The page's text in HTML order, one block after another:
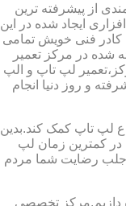
از پیشرفته ترین
ایجاد شده در این
کادر فنی خویش تمامی
شده در مرکز تعمیر
لپ تاپ و الپ
و روز دنیا انجام
لپ تاپ کمک کند.بدین
در کمترین زمان لپ
جلب رضایت شما مردم
تخصصی